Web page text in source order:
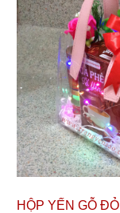
HỘP YẾN GỖ ĐỎ